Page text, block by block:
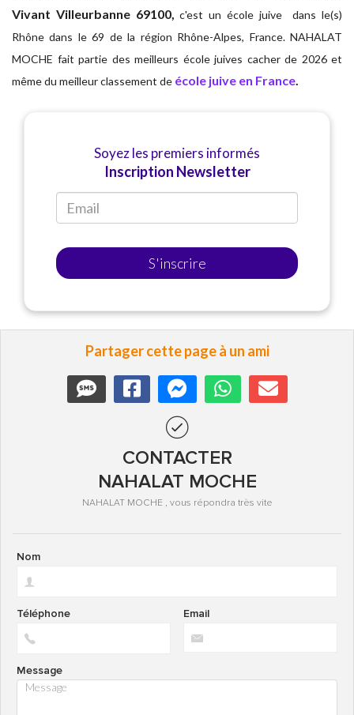
Vivant Villeurbanne 69100, c'est un école juive dans le(s)
Rhône dans le 69 de la région Rhône-Alpes, France. NAHALAT
MOCHE fait partie des meilleurs école juives cacher de 2026 et
même du meilleur classement de école juive en France
Soyez les premiers informés
Inscription Newsletter
S'inscrire
Partager cette page à un ami
CONTACTER
NAHALAT MOCHE
NAHALAT MOCHE , vous répondra très vite
Nom
Email
Téléphone
Message